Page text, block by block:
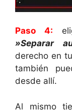
Paso 4:
»Separar
derecho en
también
desde allí.
Al mismo